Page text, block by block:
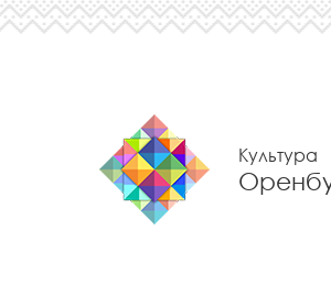
Культура